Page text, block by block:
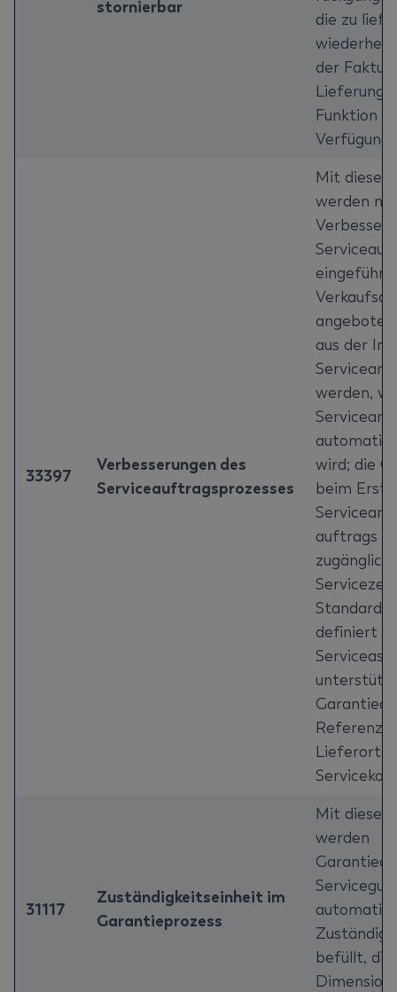
stornierbar
die zu
der
Lieferung
Funktion
Verfügung.
33397
Verbesserungen des
Serviceauftragsprozesses
Mit
werden
eingeführt:
angebote
aus der
werden,
wird; die
beim
auftrags
Standard-
definiert
Referenz
Lieferort-
31117
Zuständigkeitseinheit im
Garantieprozess
Mit
werden
befüllt, die